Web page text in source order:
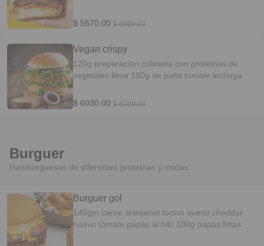
$ 5670.00 $ 6300.00
Vegan crispy
120g preparación culinaria con proteínas de
vegetales lleva 100g de palta tomate lechuga
$ 6030.00 $ 6700.00
Burguer
Hamburguesas de diferentes proteínas y mixtas
Burguer gol
140gm carne artesanal tocino queso cheddar
huevo tómate papás al hilo 100g papás fritas